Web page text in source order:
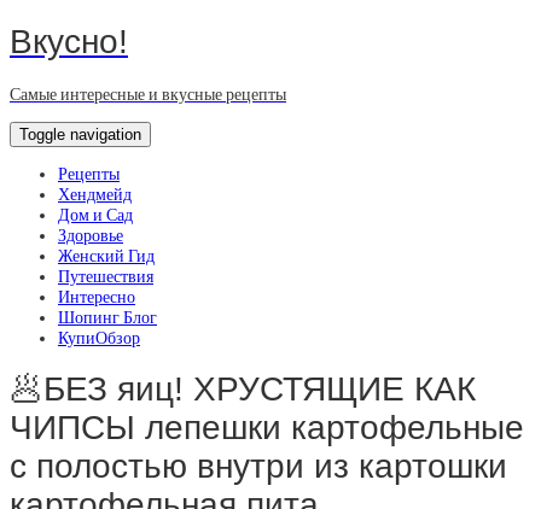
Вкусно!
Самые интересные и вкусные рецепты
Toggle navigation
Рецепты
Хендмейд
Дом и Сад
Здоровье
Женский Гид
Путешествия
Интересно
Шопинг Блог
КупиОбзор
🥟БЕЗ яиц! ХРУСТЯЩИЕ КАК
ЧИПСЫ лепешки картофельные
с полостью внутри из картошки